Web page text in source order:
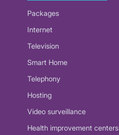
Packages
Internet
Television
Smart Home
Telephony
Hosting
Video surveillance
Health improvement centers